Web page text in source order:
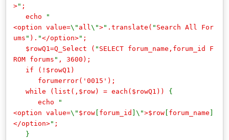
>" ;
echo
"
<option value=\" all\">" .translate( " Search All For
ums " ). "</option>" ;
$rowQ1=Q_Select ( " SELECT forum_name,forum_id F
ROM forums " , 3600);
if (!$rowQ1)
forumerror('0015');
while (list(,$row) = each($rowQ1)) {
echo
"
<option value=\" $row [ forum_id ]\">$row [ forum_name ]
</option>" ;
}